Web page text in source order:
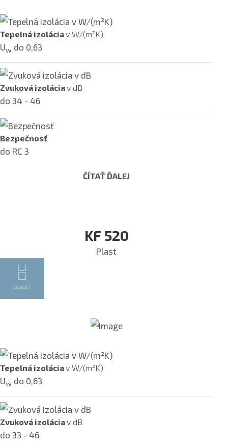
Tepelná izoláciav W/(m²K)
Uw do 0,63
Zvuková izoláciav dB
do 34 - 46
Bezpečnosť
do RC 3
ČÍTAŤ ĎALEJ
KF 520
Plast
Tepelná izoláciav W/(m²K)
Uw do 0,63
Zvuková izoláciav dB
do 33 - 46